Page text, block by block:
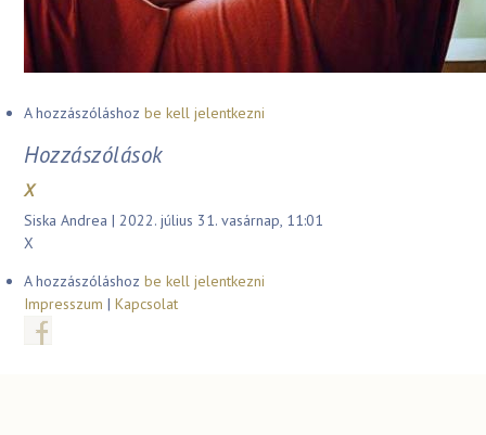
A hozzászóláshozbe kell jelentkezni
Hozzászólások
X
Siska Andrea | 2022. július 31. vasárnap, 11:01
X
A hozzászóláshozbe kell jelentkezni
Impresszum |Kapcsolat